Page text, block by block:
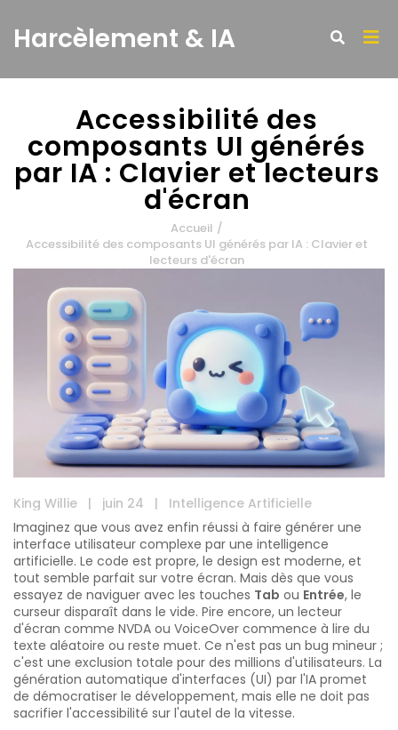
Harcèlement & IA
Accessibilité des
composants UI générés
par IA : Clavier et lecteurs
d'écran
Accueil /
Accessibilité des composants UI générés par IA : Clavier et
lecteurs d'écran
King Willie | juin 24 |
Intelligence Artificielle
Imaginez que vous avez enfin réussi à faire générer une
interface utilisateur complexe par une intelligence
artificielle. Le code est propre, le design est moderne, et
tout semble parfait sur votre écran. Mais dès que vous
essayez de naviguer avec les touches Tab ou Entrée, le
curseur disparaît dans le vide. Pire encore, un lecteur
d'écran comme NVDA ou VoiceOver commence à lire du
texte aléatoire ou reste muet. Ce n'est pas un bug mineur ;
c'est une exclusion totale pour des millions d'utilisateurs. La
génération automatique d'interfaces (UI) par l'IA promet
de démocratiser le développement, mais elle ne doit pas
sacrifier l'accessibilité sur l'autel de la vitesse.